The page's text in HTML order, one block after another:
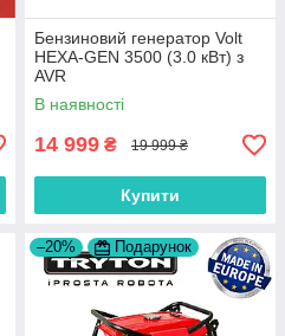
Бензиновий генератор Volt
HEXA-GEN 3500 (3.0 кВт) з
AVR
В наявності
14 999 ₴ 19 999 ₴
Купити
–20% Подарунок